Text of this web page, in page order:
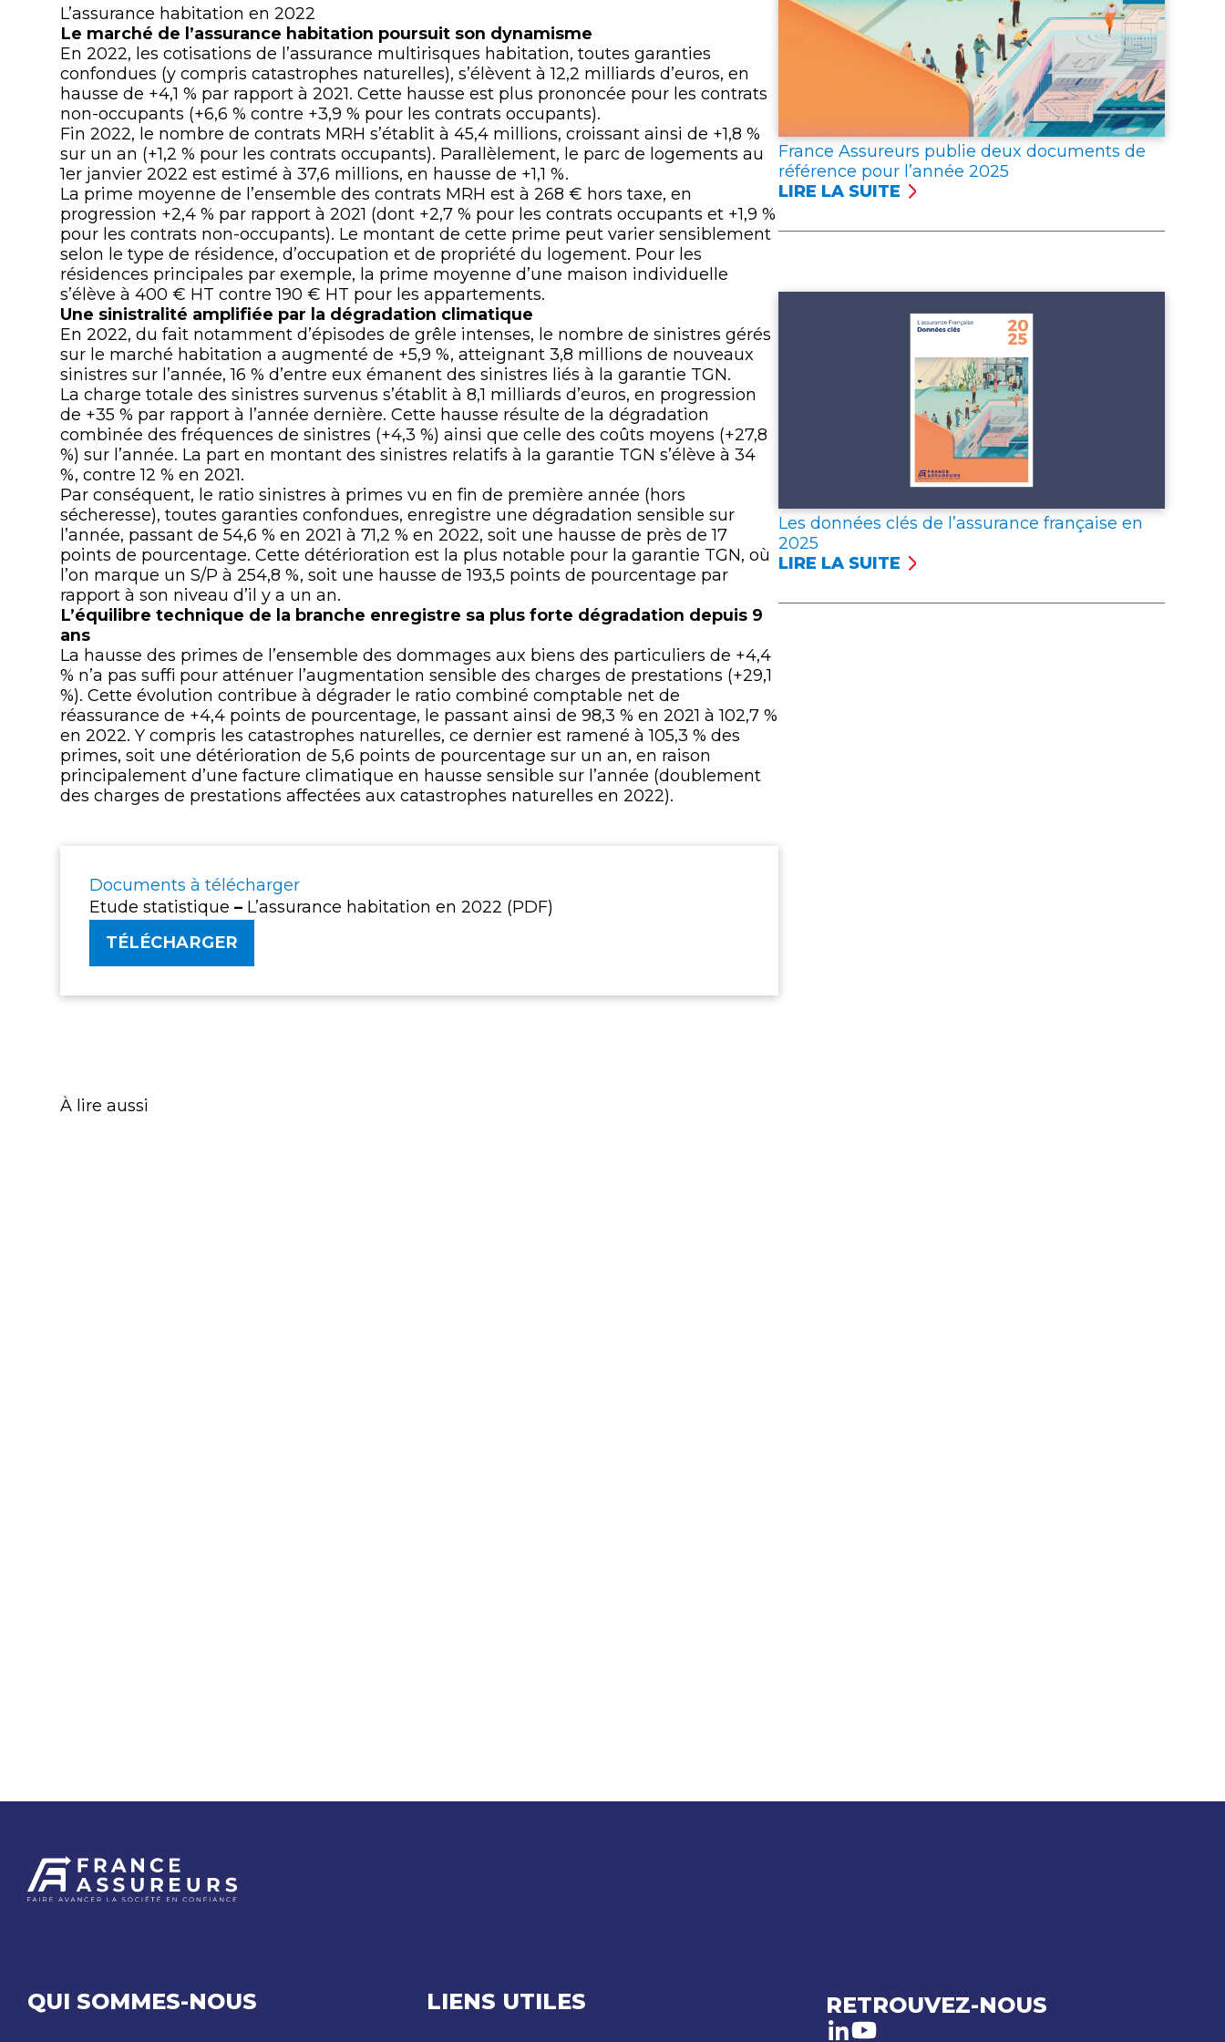
L’assurance habitation en 2022
Le marché de l’assurance habitation poursuit son dynamisme
En 2022, les cotisations de l’assurance multirisques habitation, toutes garanties
confondues (y compris catastrophes naturelles), s’élèvent à 12,2 milliards d’euros, en
hausse de +4,1 % par rapport à 2021. Cette hausse est plus prononcée pour les contrats
non-occupants (+6,6 % contre +3,9 % pour les contrats occupants).
Fin 2022, le nombre de contrats MRH s’établit à 45,4 millions, croissant ainsi de +1,8 %
sur un an (+1,2 % pour les contrats occupants). Parallèlement, le parc de logements au
1er janvier 2022 est estimé à 37,6 millions, en hausse de +1,1 %.
La prime moyenne de l’ensemble des contrats MRH est à 268 € hors taxe, en
progression +2,4 % par rapport à 2021 (dont +2,7 % pour les contrats occupants et +1,9 %
pour les contrats non-occupants). Le montant de cette prime peut varier sensiblement
selon le type de résidence, d’occupation et de propriété du logement. Pour les
résidences principales par exemple, la prime moyenne d’une maison individuelle
s’élève à 400 € HT contre 190 € HT pour les appartements.
Une sinistralité amplifiée par la dégradation climatique
En 2022, du fait notamment d’épisodes de grêle intenses, le nombre de sinistres gérés
sur le marché habitation a augmenté de +5,9 %, atteignant 3,8 millions de nouveaux
sinistres sur l’année, 16 % d’entre eux émanent des sinistres liés à la garantie TGN.
La charge totale des sinistres survenus s’établit à 8,1 milliards d’euros, en progression
de +35 % par rapport à l’année dernière. Cette hausse résulte de la dégradation
combinée des fréquences de sinistres (+4,3 %) ainsi que celle des coûts moyens (+27,8
%) sur l’année. La part en montant des sinistres relatifs à la garantie TGN s’élève à 34
%, contre 12 % en 2021.
Par conséquent, le ratio sinistres à primes vu en fin de première année (hors
sécheresse), toutes garanties confondues, enregistre une dégradation sensible sur
l’année, passant de 54,6 % en 2021 à 71,2 % en 2022, soit une hausse de près de 17
points de pourcentage. Cette détérioration est la plus notable pour la garantie TGN, où
l’on marque un S/P à 254,8 %, soit une hausse de 193,5 points de pourcentage par
rapport à son niveau d’il y a un an.
L’équilibre technique de la branche enregistre sa plus forte dégradation depuis 9
ans
La hausse des primes de l’ensemble des dommages aux biens des particuliers de +4,4
% n’a pas suffi pour atténuer l’augmentation sensible des charges de prestations (+29,1
%). Cette évolution contribue à dégrader le ratio combiné comptable net de
réassurance de +4,4 points de pourcentage, le passant ainsi de 98,3 % en 2021 à 102,7 %
en 2022. Y compris les catastrophes naturelles, ce dernier est ramené à 105,3 % des
primes, soit une détérioration de 5,6 points de pourcentage sur un an, en raison
principalement d’une facture climatique en hausse sensible sur l’année (doublement
des charges de prestations affectées aux catastrophes naturelles en 2022).
Documents à télécharger
Etude statistique – L’assurance habitation en 2022 (PDF)
TÉLÉCHARGER
France Assureurs publie deux documents de
référence pour l’année 2025
LIRE LA SUITE
:
Les données clés de l’assurance française en
2025
LIRE LA SUITE
:
À lire aussi
QUI SOMMES-NOUS LIENS UTILES RETROUVEZ-NOUS